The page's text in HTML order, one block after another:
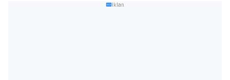
Iklan